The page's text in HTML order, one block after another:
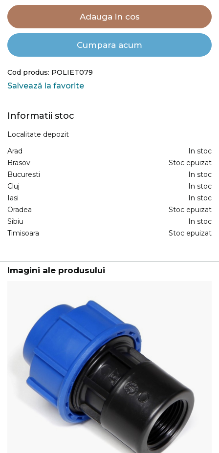
Adauga in cos
Cumpara acum
Cod produs: POLIET079
Salvează la favorite
Informatii stoc
Localitate depozit
Arad
In stoc
Brasov
Stoc epuizat
Bucuresti
In stoc
Cluj
In stoc
Iasi
In stoc
Oradea
Stoc epuizat
Sibiu
In stoc
Timisoara
Stoc epuizat
Imagini ale produsului